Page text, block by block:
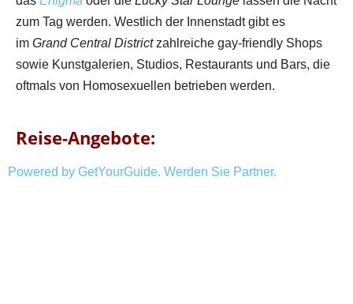
zum Tag werden. Westlich der Innenstadt gibt es
im Grand Central Districtzahlreiche gay-friendly Shops
sowie Kunstgalerien, Studios, Restaurants und Bars, die
oftmals von Homosexuellen betrieben werden.
Reise-Angebote:
Powered by GetYourGuide. Werden Sie Partner.